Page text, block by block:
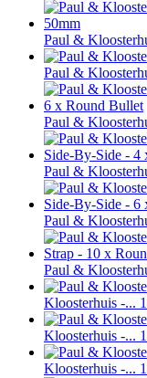
Paul &
Paul &
Paul &
Paul &
Paul &
Paul &
Kloosterhuis -...
Kloosterhuis -...
Kloosterhuis -...